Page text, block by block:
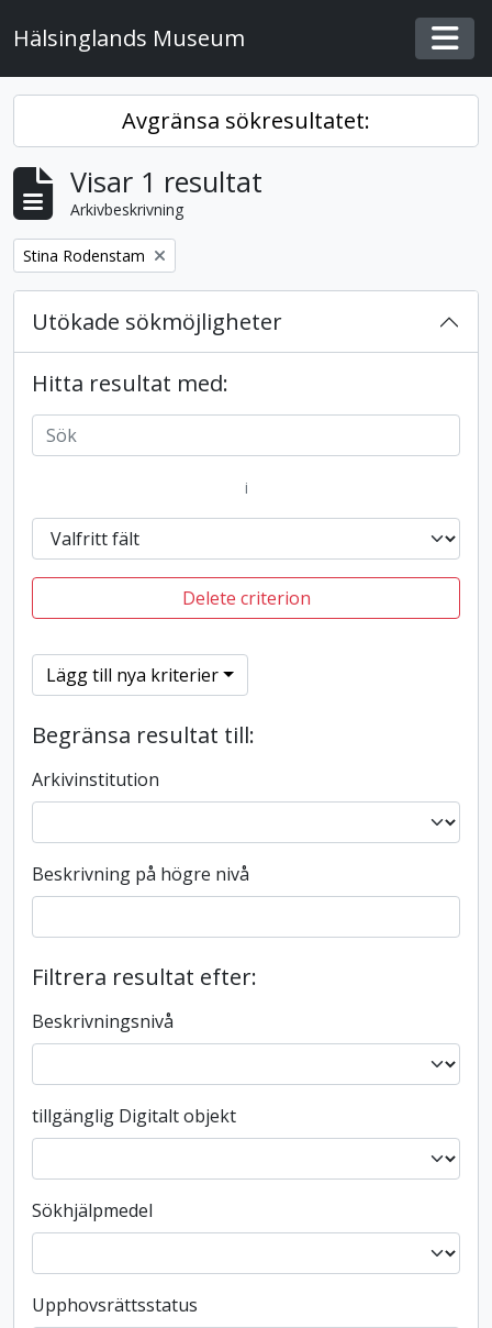
Hälsinglands Museum
Avgränsa sökresultatet:
Visar 1 resultat
Arkivbeskrivning
Remove filter:
Stina Rodenstam
Utökade sökmöjligheter
Hitta resultat med:
i
Delete criterion
Lägg till nya kriterier
Begränsa resultat till:
Arkivinstitution
Beskrivning på högre nivå
Filtrera resultat efter:
Beskrivningsnivå
tillgänglig Digitalt objekt
Sökhjälpmedel
Upphovsrättsstatus